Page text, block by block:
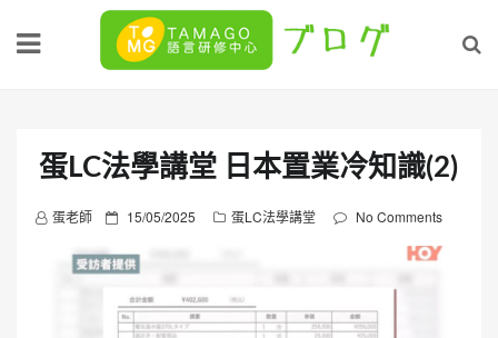
蛋LC法學講堂 日本置業冷知識(2)
蛋老師
P
s
e
15/05/2025 蛋LC法學講堂 No Comments